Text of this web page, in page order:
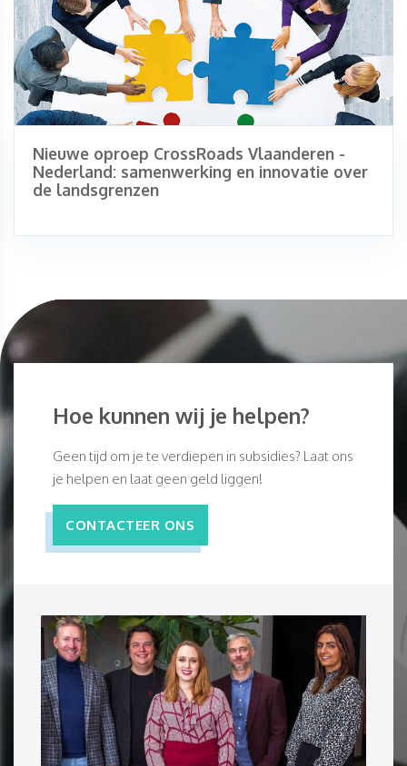
Nieuwe oproep CrossRoads Vlaanderen -
Nederland: samenwerking en innovatie over
de landsgrenzen
Hoe kunnen wij je helpen?
Geen tijd om je te verdiepen in subsidies? Laat ons
je helpen en laat geen geld liggen!
CONTACTEER ONS